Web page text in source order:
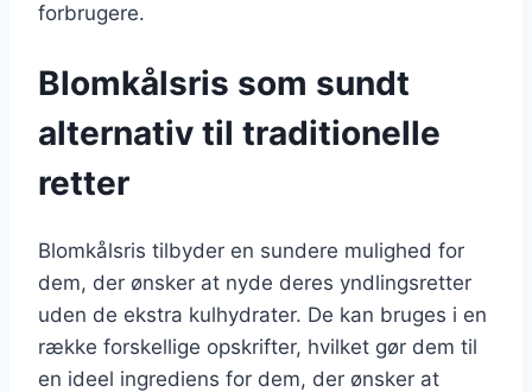
forbrugere.
Blomkålsris som sundt
alternativ til traditionelle
retter
Blomkålsris tilbyder en sundere mulighed for
dem, der ønsker at nyde deres yndlingsretter
uden de ekstra kulhydrater. De kan bruges i en
række forskellige opskrifter, hvilket gør dem til
en ideel ingrediens for dem, der ønsker at